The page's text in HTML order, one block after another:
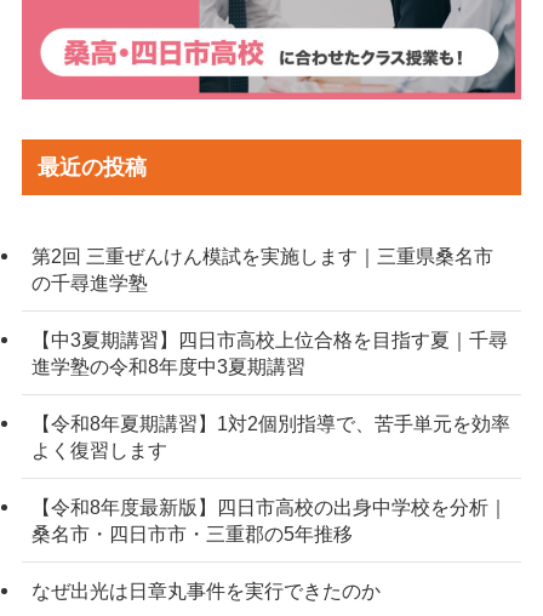
最近の投稿
第2回 三重ぜんけん模試を実施します｜三重県桑名市
の千尋進学塾
【中3夏期講習】四日市高校上位合格を目指す夏｜千尋
進学塾の令和8年度中3夏期講習
【令和8年夏期講習】1対2個別指導で、苦手単元を効率
よく復習します
【令和8年度最新版】四日市高校の出身中学校を分析｜
桑名市・四日市市・三重郡の5年推移
なぜ出光は日章丸事件を実行できたのか